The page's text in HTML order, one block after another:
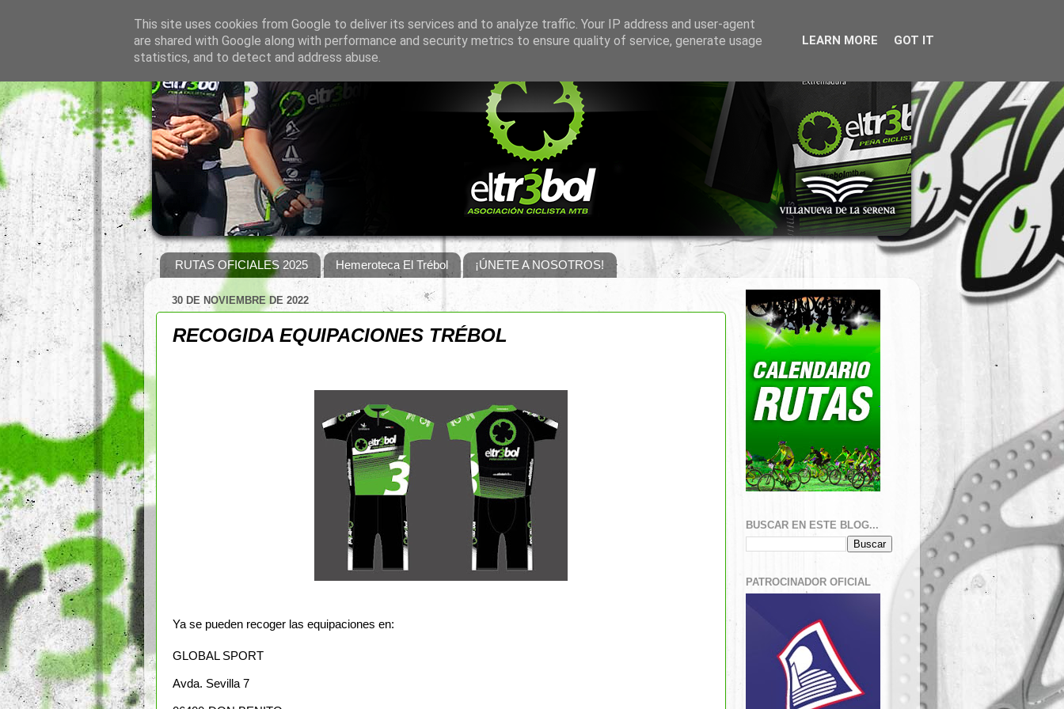
RUTAS OFICIALES 2025 Hemeroteca El Trébol ¡ÚNETE A NOSOTROS!
30 DE NOVIEMBRE DE 2022
RECOGIDA EQUIPACIONES TRÉBOL
Ya se pueden recoger las equipaciones en:
GLOBAL SPORT
Avda. Sevilla 7
BUSCAR EN ESTE BLOG...
PATROCINADOR OFICIAL
This site uses cookies from Google to deliver its services and to analyze traffic. Your IP address and user-agent
are shared with Google along with performance and security metrics to ensure quality of service, generate usage
statistics, and to detect and address abuse.
LEARN MORE GOT IT